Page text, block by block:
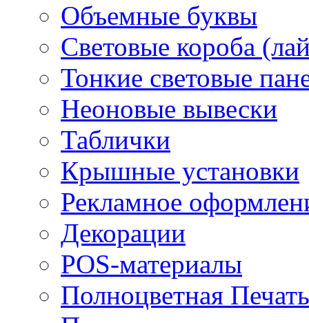
Объемные буквы
Световые короба
Тонкие световые
Неоновые вывески
Таблички
Крышные установки
Рекламное
Декорации
POS-материалы
Полноцветная Печать